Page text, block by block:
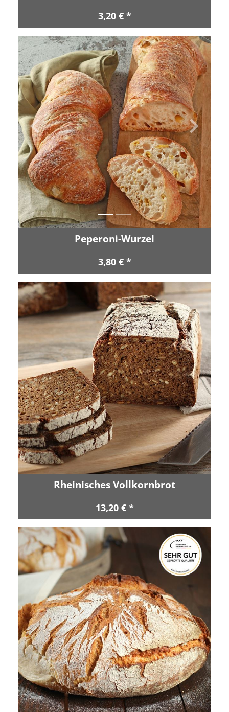
3,20 € *
Zurück Vor
Peperoni-Wurzel
3,80 € *
Rheinisches Vollkornbrot
13,20 € *